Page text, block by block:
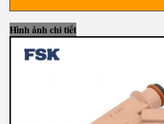
Hình ảnh chi tiết